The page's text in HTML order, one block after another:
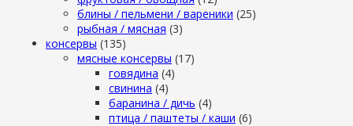
блины / пельмени / вареники (25)
рыбная / мясная (3)
консервы (135)
мясные консервы (17)
говядина (4)
свинина (4)
баранина / дичь (4)
птица / паштеты / каши (6)